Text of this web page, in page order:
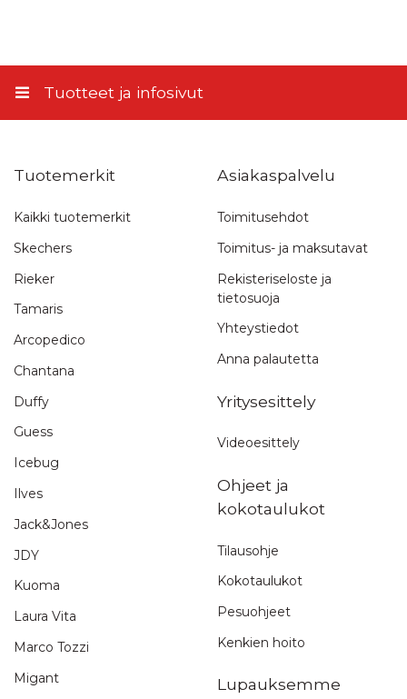
11,45 €
Tuotteet ja infosivut
Tuotemerkit
Kaikki tuotemerkit
Skechers
Rieker
Tamaris
Arcopedico
Chantana
Duffy
Guess
Icebug
Ilves
Jack&Jones
JDY
Kuoma
Laura Vita
Marco Tozzi
Migant
Asiakaspalvelu
Toimitusehdot
Toimitus- ja maksutavat
Rekisteriseloste ja
tietosuoja
Yhteystiedot
Anna palautetta
Yritysesittely
Videoesittely
Ohjeet ja
kokotaulukot
Tilausohje
Kokotaulukot
Pesuohjeet
Kenkien hoito
Lupauksemme